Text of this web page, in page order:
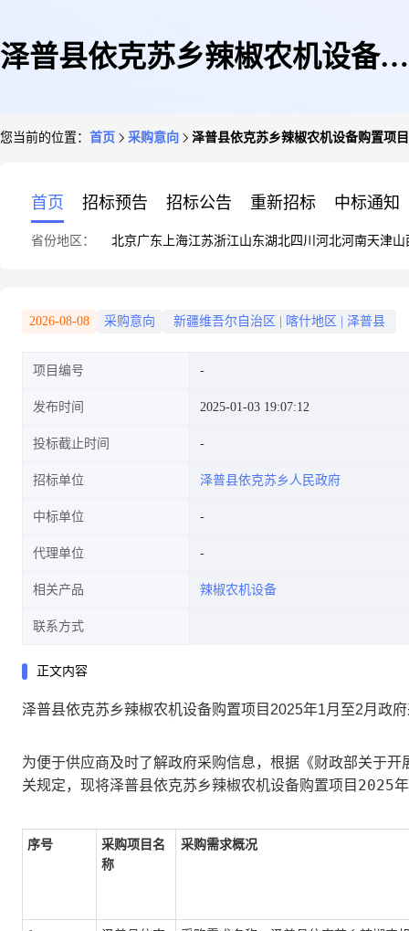
泽普县依克苏乡辣椒农机设备购
您当前的位置： 首页 采购意向 泽普县依克苏乡辣椒农机设备购置项
首页 招标预告 招标公告 重新招标 中标通知
省份地区： 北京广东 上海江苏浙江山东湖北四川 河北河南天津山
2026-08-08 采购意向 新疆维吾尔自治区 喀什地区 泽普县
项目编号
发布时间 2025-01-03 19:07:12
投标截止时间
招标单位 泽普县依克苏乡人民政府
中标单位
代理单位
相关产品 辣椒农机设备
联系方式
正文内容
泽普县依克苏乡辣椒农机设备购置项目2025年1月至2月政
为便于供应商及时了解政府采购信息，根据《财政部关于
关规定，现将泽普县依克苏乡辣椒农机设备购置项目2025
序号
采购项目名
称
采购需求概况